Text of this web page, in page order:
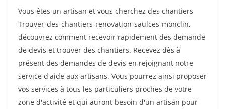
Vous êtes un artisan et vous cherchez des chantiers
Trouver-des-chantiers-renovation-saulces-monclin,
découvrez comment recevoir rapidement des demande
de devis et trouver des chantiers. Recevez dès à
présent des demandes de devis en rejoignant notre
service d'aide aux artisans. Vous pourrez ainsi proposer
vos services à tous les particuliers proches de votre
zone d'activité et qui auront besoin d'un artisan pour